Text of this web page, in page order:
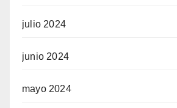
julio 2024
junio 2024
mayo 2024